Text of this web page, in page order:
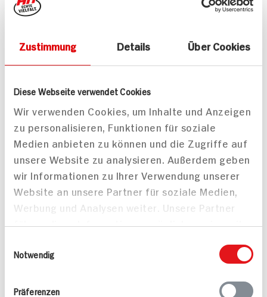
Zustimmung Details Über Cookies
Diese Webseite verwendet Cookies
Wir verwenden Cookies, um Inhalte und Anzeigen
zu personalisieren, Funktionen für soziale
Medien anbieten zu können und die Zugriffe auf
unsere Website zu analysieren. Außerdem geben
wir Informationen zu Ihrer Verwendung unserer
Website an unsere Partner für soziale Medien,
Werbung und Analysen weiter. Unsere Partner
führen diese Informationen möglicherweise mit
bereitgestellt haben oder die sie im Rahmen
Notwendig
Präferenzen
Rotweinsauce dazu
Ofenrosenkohl und
Püree
1.365 kcal p. Portion
Mittel
Kräuter-Rotwein-Jus an
Ofenkartoffeln und
80 min
843 kcal p. Portion
Leicht